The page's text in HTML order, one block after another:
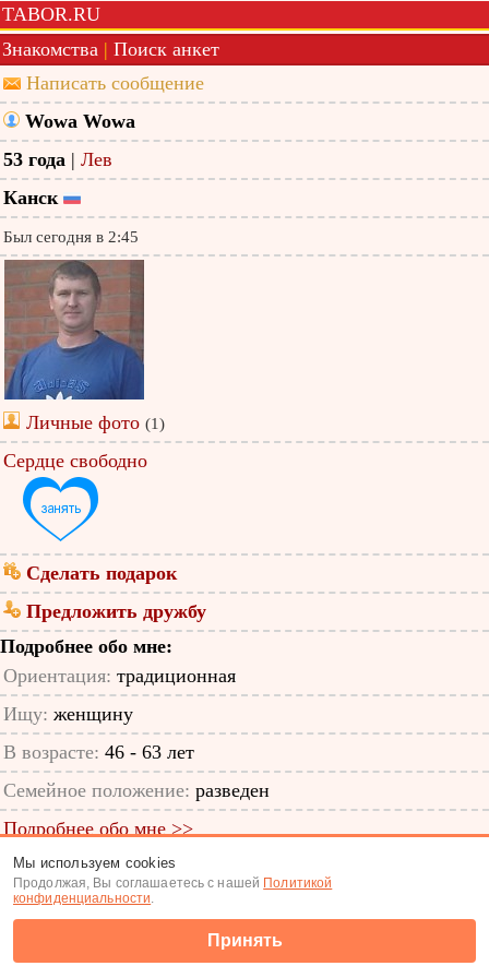
TABOR.RU
Знакомства | Поиск анкет
Написать сообщение
Wowa Wowa
53 года | Лев
Канск
Был сегодня в 2:45
Личные фото (1)
Сердце свободно
Сделать подарок
Предложить дружбу
Подробнее обо мне:
Ориентация: традиционная
Ищу: женщину
В возрасте: 46 - 63 лет
Семейное положение: разведен
Подробнее обо мне >>
ID анкеты: 12690102
Знакомства|Поиск анкет
Мы используем cookies
Продолжая, Вы соглашаетесь с нашей Политикой
конфиденциальности.
Принять